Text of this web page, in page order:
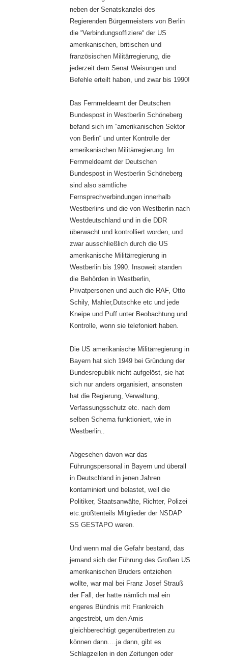
neben der Senatskanzlei des
Regierenden Bürgermeisters von Berlin
die “Verbindungsoffiziere“ der US
amerikanischen, britischen und
französischen Militärregierung, die
jederzeit dem Senat Weisungen und
Befehle erteilt haben, und zwar bis 1990!
Das Fernmeldeamt der Deutschen
Bundespost in Westberlin Schöneberg
befand sich im “amerikanischen Sektor
von Berlin“ und unter Kontrolle der
amerikanischen Militärregierung. Im
Fernmeldeamt der Deutschen
Bundespost in Westberlin Schöneberg
sind also sämtliche
Fernsprechverbindungen innerhalb
Westberlins und die von Westberlin nach
Westdeutschland und in die DDR
überwacht und kontrolliert worden, und
zwar ausschließlich durch die US
amerikanische Militärregierung in
Westberlin bis 1990. Insoweit standen
die Behörden in Westberlin,
Privatpersonen und auch die RAF, Otto
Schily, Mahler,Dutschke etc und jede
Kneipe und Puff unter Beobachtung und
Kontrolle, wenn sie telefoniert haben.
Die US amerikanische Militärregierung in
Bayern hat sich 1949 bei Gründung der
Bundesrepublik nicht aufgelöst, sie hat
sich nur anders organisiert, ansonsten
hat die Regierung, Verwaltung,
Verfassungsschutz etc. nach dem
selben Schema funktioniert, wie in
Westberlin..
Abgesehen davon war das
Führungspersonal in Bayern und überall
in Deutschland in jenen Jahren
kontaminiert und belastet, weil die
Politiker, Staatsanwälte, Richter, Polizei
etc.größtenteils Mitglieder der NSDAP
SS GESTAPO waren.
Und wenn mal die Gefahr bestand, das
jemand sich der Führung des Großen US
amerikanischen Bruders entziehen
wollte, war mal bei Franz Josef Strauß
der Fall, der hatte nämlich mal ein
engeres Bündnis mit Frankreich
angestrebt, um den Amis
gleichberechtigt gegenübertreten zu
können dann….ja dann, gibt es
Schlagzeilen in den Zeitungen oder